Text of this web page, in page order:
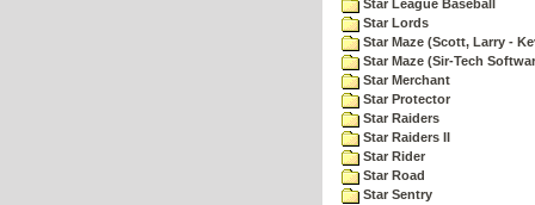
Star League Baseball
Star Lords
Star Maze (Scott, Larry -
Star Maze (Sir-Tech
Star Merchant
Star Protector
Star Raiders
Star Raiders II
Star Rider
Star Road
Star Sentry